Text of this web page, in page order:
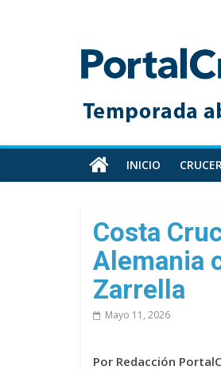
Toda
información
cruceros
en
un
sitio
INICIO
Costa
Alemania
Zarrella
Mayo 11, 2026
Por Redacción